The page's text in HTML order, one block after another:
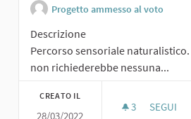
Progetto ammesso al voto
Descrizione
Percorso sensoriale
non richiederebbe nessuna...
CREATO IL
28/03/2022
3 3
SEGUI